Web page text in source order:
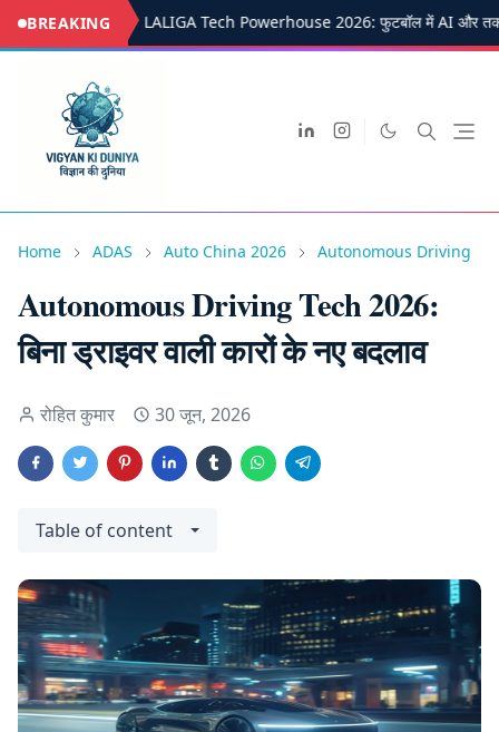
BREAKING LALIGA Tech Powerhouse 2026: फुटबॉल में AI और
Home ADAS Auto China 2026 Autonomous Driving
Autonomous Driving Tech 2026:
बिना ड्राइवर वाली कारों के नए बदलाव
रोहित कुमार 30 जून, 2026
Table of content